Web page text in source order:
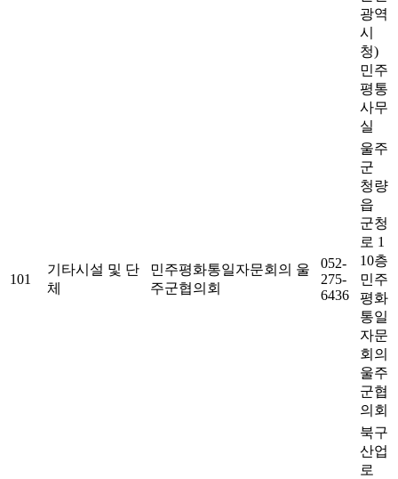
광역
시
청)
민주
평통
사무
실
101
기타시설 및 단
체
민주평화통일자문회의 울
주군협의회
052-
275-
6436
울주
군
청량
읍
군청
로 1
10층
민주
평화
통일
자문
회의
울주
군협
의회
북구
산업
로